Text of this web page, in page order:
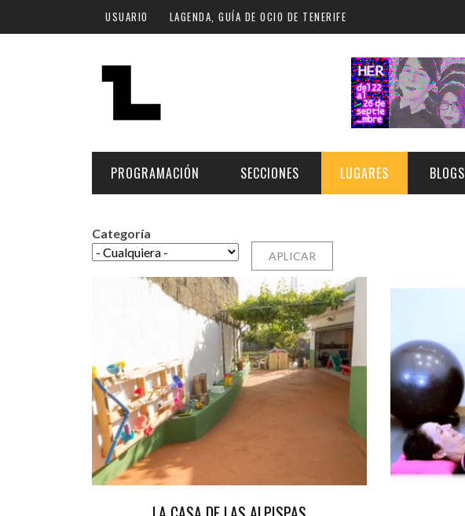
Pasar al contenido principal
USUARIO LAGENDA, GUÍA DE OCIO DE TENERIFE
PROGRAMACIÓN
FECHA
Hoy
Norte
Sur
Santa Cruz | La Laguna
SECCIONES
MÚSICA
ESCÉNICAS
CULTURA
GASTRONOMÍA
INFANTIL
LUGARES
ESPACIOS CULTURALES
NOCHE
LOCALES CON ACTUACIONES
GASTRO
BLOGS
Categoría